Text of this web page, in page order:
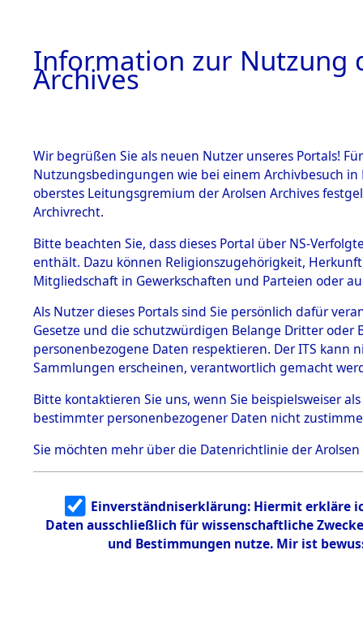
BESTÄNDE
1.
mente
5. Verschiedenes
5.3
Todesmärsche
5.3.1 Alliierte
Erhebungen
zu
Todesmärsch
en
5.3.2
Identifizierun
g
5.3.3
Todesmärsch
von Frau
Information zur Nutzung
Archives
Wir begrüßen Sie als neuen Nutzer unseres Portals!
Nutzungsbedingungen wie bei einem Archivbesuch
oberstes Leitungsgremium der Arolsen Archives
Archivrecht.
Bitte beachten Sie, dass dieses Portal über NS-
enthält. Dazu können Religionszugehörigkeit,
Mitgliedschaft in Gewerkschaften und Parteien oder
Als Nutzer dieses Portals sind Sie persönlich dafür
Gesetze und die schutzwürdigen Belange Dritter
personenbezogene Daten respektieren. Der ITS
Sammlungen erscheinen, verantwortlich gemacht
Bitte kontaktieren Sie uns, wenn Sie beispielsweiser
bestimmter personenbezogener Daten nicht
Sie möchten mehr über die Datenrichtlinie der Arolsen
Einverständniserklärung: Hiermit erkläre
Daten ausschließlich für wissenschaftliche
und Bestimmungen nutze. Mir ist